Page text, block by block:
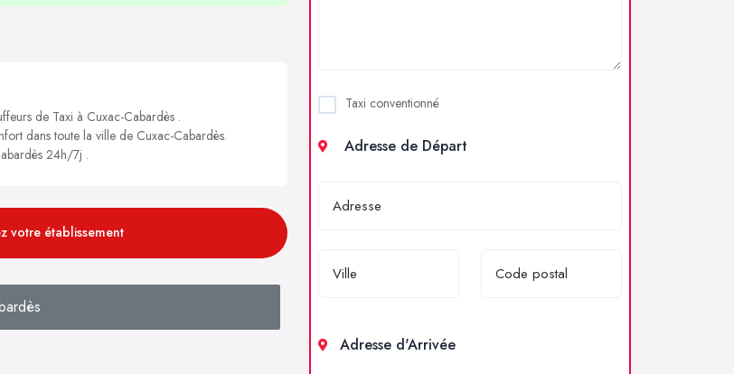
de Taxi à Cuxac-Cabardès .
dans toute la ville de Cuxac-Cabardès.
24h/7j .
votre établissement
Taxi conventionné
Adresse de Départ
Adresse d'Arrivée